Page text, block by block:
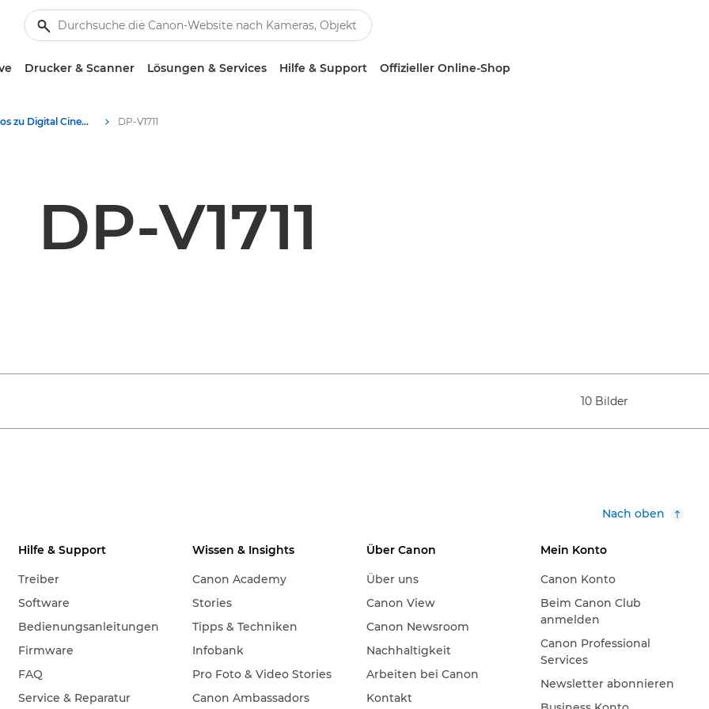
Drucker & Scanner Lösungen & Services Hilfe & Support Offizieller Online-Shop
Produktfotos zu Digital Cinema - Canon Presse Center DP-V1711
DP-V1711
10 Bilder
Nach oben
Hilfe & Support
Treiber
Software
Bedienungsanleitungen
Firmware
FAQ
Service & Reparatur
Wissen & Insights
Canon Academy
Stories
Tipps & Techniken
Infobank
Pro Foto & Video Stories
Canon Ambassadors
Über Canon
Über uns
Canon View
Canon Newsroom
Nachhaltigkeit
Arbeiten bei Canon
Kontakt
Mein Konto
Canon Konto
Beim Canon Club
anmelden
Canon Professional
Services
Newsletter abonnieren